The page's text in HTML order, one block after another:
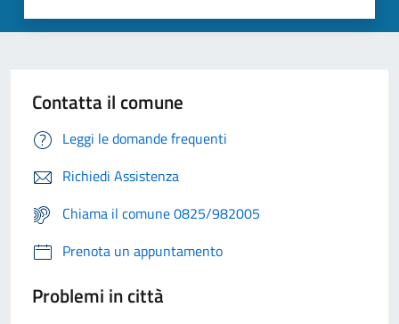
Contatta il comune
Leggi le domande frequenti
Richiedi Assistenza
Chiama il comune 0825/982005
Prenota un appuntamento
Problemi in città